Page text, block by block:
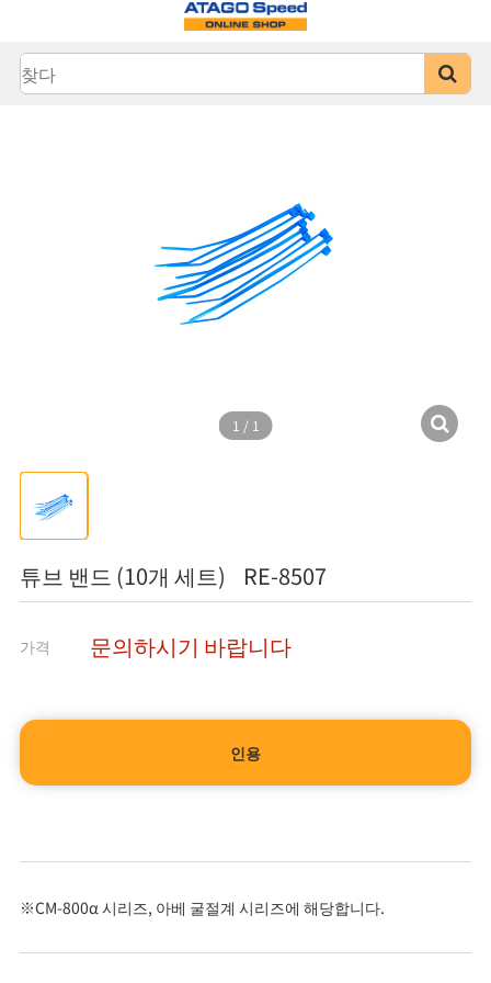
1 / 1
튜브 밴드 (10개 세트) RE-8507
가격 문의하시기 바랍니다
인용
※CM-800α 시리즈, 아베 굴절계 시리즈에 해당합니다.